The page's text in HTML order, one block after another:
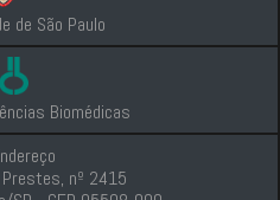
de São Paulo
Biomédicas
Prestes, nº 2415